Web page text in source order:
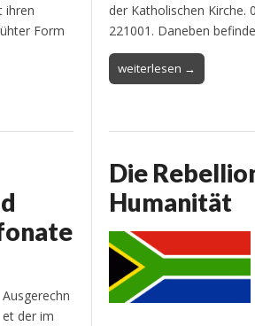
ihren
Form
der Katholischen Kirche.
221001. Daneben
weiterlesen →
Ausgerechn
et der im
Die
Humanität